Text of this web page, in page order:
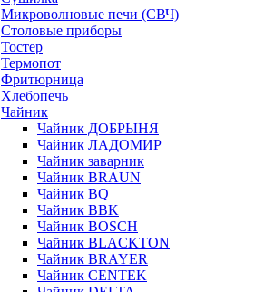
Микроволновые печи (СВЧ)
Столовые приборы
Тостер
Термопот
Фритюрница
Хлебопечь
Чайник
Чайник ДОБРЫНЯ
Чайник ЛАДОМИР
Чайник заварник
Чайник BRAUN
Чайник BQ
Чайник BBK
Чайник BOSCH
Чайник BLACKTON
Чайник BRAYER
Чайник CENTEK